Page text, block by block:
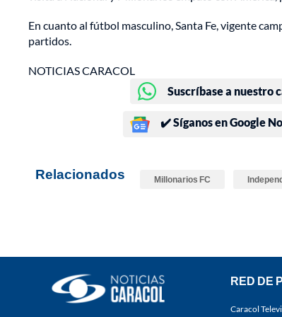
En cuanto al fútbol masculino, Santa Fe, vigente
partidos.
NOTICIAS CARACOL
Suscríbase a nuestro
✔️ Síganos en Google
Relacionados Millonarios FC
RED DE
Caracol